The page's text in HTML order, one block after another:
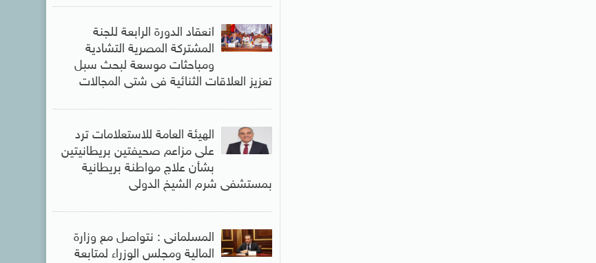
انعقاد الدورة الرابعة للجنة
المشتركة المصرية التشادية
ومباحثات موسعة لبحث سبل
تعزيز العلاقات الثنائية فى شتى المجالات
الهيئة العامة للاستعلامات ترد
على مزاعم صحيفتين بريطانيتين
بشأن علاج مواطنة بريطانية
بمستشفى شرم الشيخ الدولى
المسلمانى : نتواصل مع وزارة
المالية ومجلس الوزراء لمتابعة